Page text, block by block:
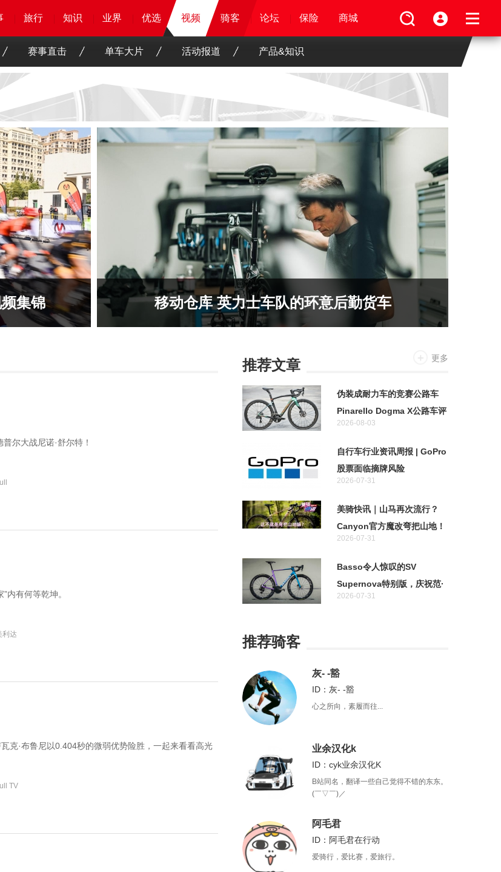
旅行 知识 业界 论坛 保险 商城
旅行 知识 业界 优选 骑客 视频 论坛 保险 商城
旅行 知识 业界 优选 视频 骑客 论坛 保险 商城
旅行 知识 业界 优选 视频 骑客 论坛 保险 商城
赛事直击 单车大片 活动报道 产品&知识
集锦 移动仓库 英力士车队的环意后勤货车
尔大战尼诺·舒尔特！
内有何等乾坤。
利达
克·布鲁尼以0.404秒的微弱优势险胜，一起来看看高光
TV
推荐文章 更多
伪装成耐力车的竞赛公路车
Pinarello Dogma X公路车评
测
2026-08-03
自行车行业资讯周报 | GoPro
股票面临摘牌风险
2026-07-31
美骑快讯｜山马再次流行？
Canyon官方魔改弯把山地！
特斯拉首款两轮车居然不是电
2026-07-31
Basso令人惊叹的SV
Supernova特别版，庆祝范·
阿维马特奥运金牌十周年
2026-07-31
推荐骑客
灰- -豁
ID：灰- -豁
心之所向，素履而往...
业余汉化k
ID：cyk业余汉化K
B站同名，翻译一些自己觉得不错的东东。
(￣▽￣)／
阿毛君
ID：阿毛君在行动
爱骑行，爱比赛，爱旅行。